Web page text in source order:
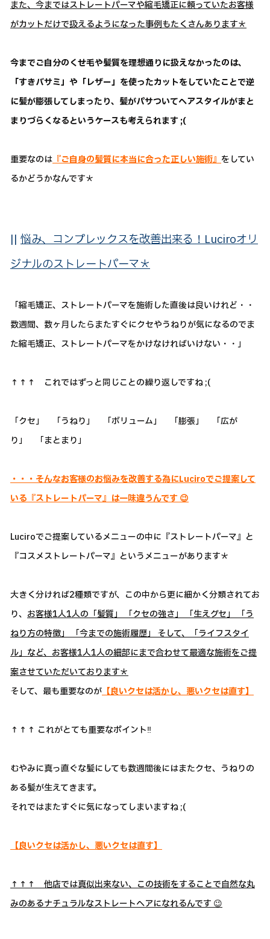
また、今まではストレートパーマや縮毛矯正に頼っていたお客様
がカットだけで扱えるようになった事例もたくさんあります＊
今までご自分のくせ毛や髪質を理想通りに扱えなかったのは、
「すきバサミ」や「レザー」を使ったカットをしていたことで逆
に髪が膨張してしまったり、髪がパサついてヘアスタイルがまと
まりづらくなるというケースも考えられます ;(
重要なのは 『ご自身の髪質に本当に合った正しい施術』 をしてい
るかどうかなんです＊
|| 悩み、コンプレックスを改善出来る！Luciroオリ
ジナルのストレートパーマ＊
「縮毛矯正、ストレートパーマを施術した直後は良いけれど・・
数週間、数ヶ月したらまたすぐにクセやうねりが気になるのでま
た縮毛矯正、ストレートパーマをかけなければいけない・・」
↑↑↑ これではずっと同じことの繰り返しですね ;(
「クセ」 「うねり」 「ボリューム」 「膨張」 「広が
り」 「まとまり」
・・・そんなお客様のお悩みを改善する為にLuciroでご提案して
いる『ストレートパーマ』は一味違うんです 😉
Luciroでご提案しているメニューの中に『ストレートパーマ』と
『コスメストレートパーマ』というメニューがあります＊
大きく分ければ2種類ですが、この中から更に細かく分類されてお
り、 お客様1人1人の「髪質」 「クセの強さ」 「生えグセ」 「う
ねり方の特徴」 「今までの施術履歴」 そして、「ライフスタイ
ル」など、お客様1人1人の細部にまで合わせて最適な施術をご提
案させていただいております＊
そして、最も重要なのが 【良いクセは活かし、悪いクセは直す】
↑↑↑ これがとても重要なポイント‼
むやみに真っ直ぐな髪にしても数週間後にはまたクセ、うねりの
ある髪が生えてきます。
それではまたすぐに気になってしまいますね ;(
【良いクセは活かし、悪いクセは直す】
↑↑↑ 他店では真似出来ない、この技術をすることで自然な丸
みのあるナチュラルなストレートヘアになれるんです 😉